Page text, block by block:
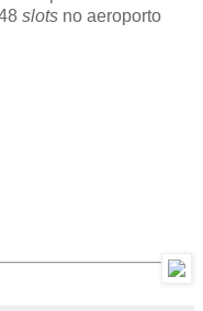
slots no aeroporto